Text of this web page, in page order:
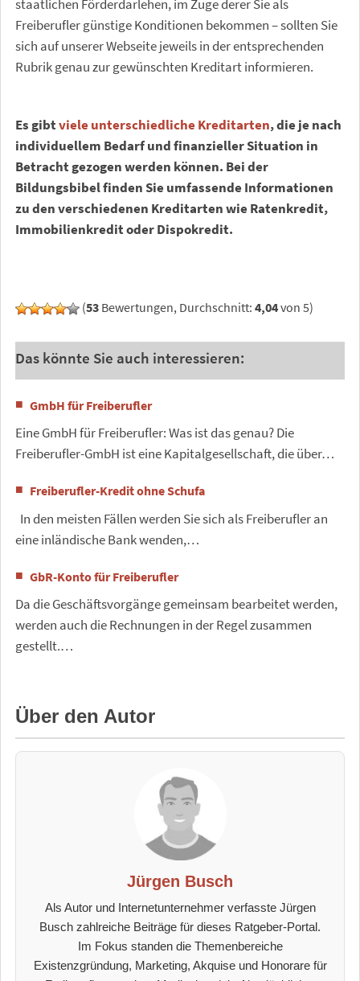
staatlichen Förderdarlehen, im Zuge derer Sie als
Freiberufler günstige Konditionen bekommen – sollten Sie
sich auf unserer Webseite jeweils in der entsprechenden
Rubrik genau zur gewünschten Kreditart informieren.
Es gibtviele unterschiedliche Kreditarten, die je nach
individuellem Bedarf und finanzieller Situation in
Betracht gezogen werden können. Bei der
Bildungsbibel finden Sie umfassende Informationen
zu den verschiedenen Kreditarten wie Ratenkredit,
Immobilienkredit oder Dispokredit.
(53 Bewertungen, Durchschnitt: 4,04von 5)
Das könnte Sie auch interessieren:
GmbH für Freiberufler
Eine GmbH für Freiberufler: Was ist das genau? Die
Freiberufler-GmbH ist eine Kapitalgesellschaft, die über…
Freiberufler-Kredit ohne Schufa
In den meisten Fällen werden Sie sich als Freiberufler an
eine inländische Bank wenden,…
GbR-Konto für Freiberufler
Da die Geschäftsvorgänge gemeinsam bearbeitet werden,
werden auch die Rechnungen in der Regel zusammen
gestellt.…
Über den Autor
Jürgen Busch
Als Autor und Internetunternehmer verfasste Jürgen
Busch zahlreiche Beiträge für dieses Ratgeber-Portal.
Im Fokus standen die Themenbereiche
Existenzgründung, Marketing, Akquise und Honorare für